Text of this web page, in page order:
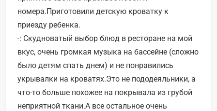
номера.Приготовили детскую кроватку к
приезду ребенка.
-: Скудноватый выбор блюд в ресторане на мой
вкус, очень громкая музыка на бассейне (сложно
было детям спать днем) и не понравились
укрывалки на кроватях.Это не пододеяльники, а
что-то больше похожее на покрывала из грубой
неприятной ткани.А все остальное очень